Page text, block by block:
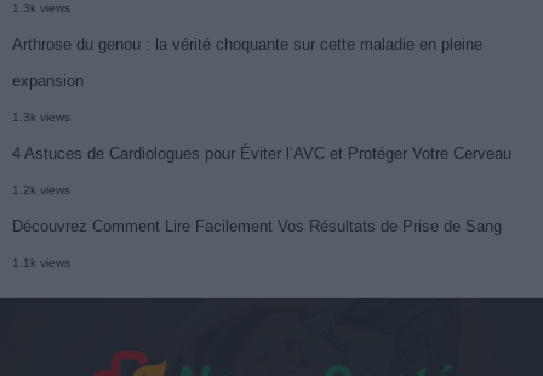
1.3k views
Arthrose du genou : la vérité choquante sur cette maladie en pleine
expansion
1.3k views
4 Astuces de Cardiologues pour Éviter l’AVC et Protéger Votre Cerveau
1.2k views
Découvrez Comment Lire Facilement Vos Résultats de Prise de Sang
1.1k views